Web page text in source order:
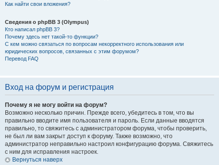
Как найти свои вложения?
Сведения о phpBB 3 (Olympus)
Кто написал phpBB 3?
Почему здесь нет такой-то функции?
С кем можно связаться по вопросам некорректного использования или
юридических вопросов, связанных с этим форумом?
Перевод FAQ
Вход на форум и регистрация
Почему я не могу войти на форум?
Возможно несколько причин. Прежде всего, убедитесь в том, что вы
правильно вводите имя пользователя и пароль. Если данные вводятся
правильно, то свяжитесь с администратором форума, чтобы проверить,
не был ли вам закрыт доступ к форуму. Также возможно, что
администратор неправильно настроил конфигурацию форума. Свяжитесь
с ним для исправления настроек.
Вернуться наверх